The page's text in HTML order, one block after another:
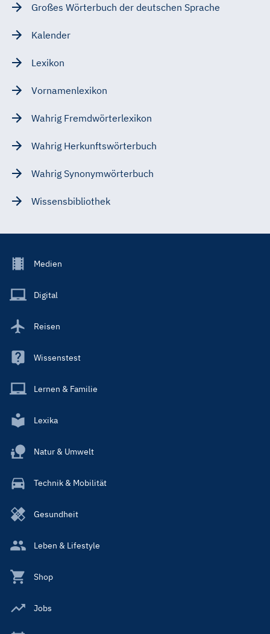
Großes Wörterbuch der deutschen Sprache
Kalender
Lexikon
Vornamenlexikon
Wahrig Fremdwörterlexikon
Wahrig Herkunftswörterbuch
Wahrig Synonymwörterbuch
Wissensbibliothek
Footer
Main
Medien
Digital
Reisen
Wissenstest
Lernen & Familie
Lexika
Natur & Umwelt
Technik & Mobilität
Gesundheit
Leben & Lifestyle
Shop
Jobs